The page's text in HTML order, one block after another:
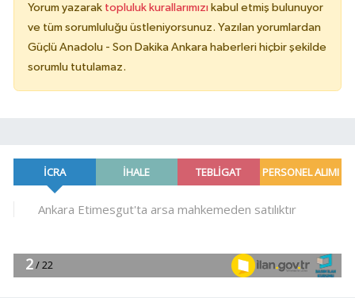
Yorum yazarak topluluk kurallarımızı kabul etmiş bulunuyor
ve tüm sorumluluğu üstleniyorsunuz. Yazılan yorumlardan
Güçlü Anadolu - Son Dakika Ankara haberleri hiçbir şekilde
sorumlu tutulamaz.